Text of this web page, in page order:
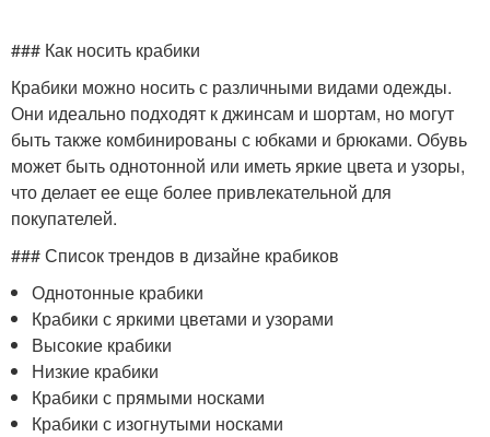
### Как носить крабики
Крабики можно носить с различными видами одежды.
Они идеально подходят к джинсам и шортам, но могут
быть также комбинированы с юбками и брюками. Обувь
может быть однотонной или иметь яркие цвета и узоры,
что делает ее еще более привлекательной для
покупателей.
### Список трендов в дизайне крабиков
Однотонные крабики
Крабики с яркими цветами и узорами
Высокие крабики
Низкие крабики
Крабики с прямыми носками
Крабики с изогнутыми носками